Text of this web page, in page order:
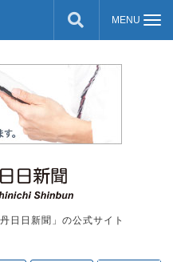
日日新聞」の公式サイト